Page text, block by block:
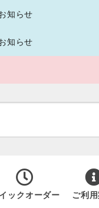
知らせ
知らせ
ックオーダー ご利